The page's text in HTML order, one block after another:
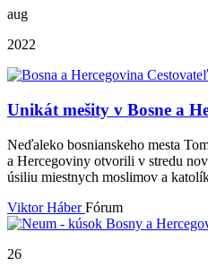
aug
2022
Unikát mešity v Bosne a
Neďaleko bosnianskeho mesta
a Hercegoviny otvorili v stredu
úsiliu miestnych moslimov a
Viktor HáberFórum
26